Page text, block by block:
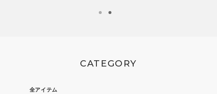
CATEGORY
全アイテム